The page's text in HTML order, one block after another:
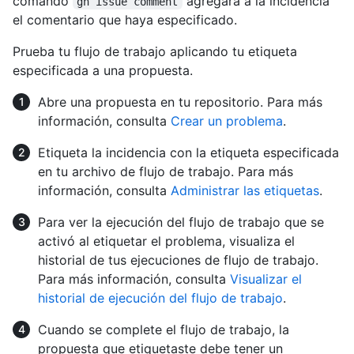
el comentario que haya especificado.
Prueba tu flujo de trabajo aplicando tu etiqueta
especificada a una propuesta.
Abre una propuesta en tu repositorio. Para más
información, consulta Crear un problema.
Etiqueta la incidencia con la etiqueta especificada
en tu archivo de flujo de trabajo. Para más
información, consulta Administrar las etiquetas.
Para ver la ejecución del flujo de trabajo que se
activó al etiquetar el problema, visualiza el
historial de tus ejecuciones de flujo de trabajo.
Para más información, consulta Visualizar el
historial de ejecución del flujo de trabajo.
Cuando se complete el flujo de trabajo, la
propuesta que etiquetaste debe tener un